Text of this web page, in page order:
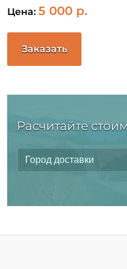
Цена: 5 000 р.
Заказать
Расчитайте